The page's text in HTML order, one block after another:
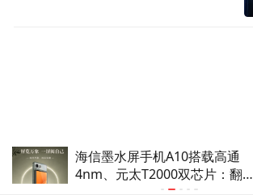
海信墨水屏手机A10搭载高通
4nm、元太T2000双芯片：翻页
更快、残影更少